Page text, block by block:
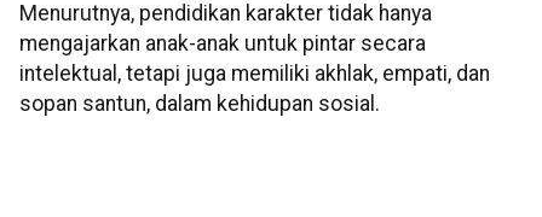
Menurutnya, pendidikan karakter tidak hanya
mengajarkan anak-anak untuk pintar secara
intelektual, tetapi juga memiliki akhlak, empati, dan
sopan santun, dalam kehidupan sosial.